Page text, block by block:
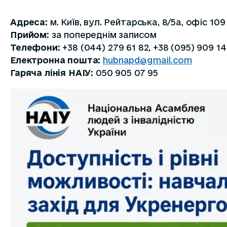
Адреса: м. Київ, вул. Рейтарська, 8/5а, офіс 109
Прийом: за попереднім записом
Телефони: +38 (044) 279 61 82, +38 (095) 909 14
Електронна пошта: hubnapd@gmail.com
Гаряча лінія НАІУ: 050 905 07 95